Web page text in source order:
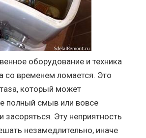
оборудование и техника
со временем ломается. Это
который может
полный смыв или вовсе
засоряться. Эту неприятность
незамедлительно, иначе